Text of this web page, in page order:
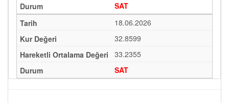
SAT
18.06.2026
32.8599
33.2355
SAT